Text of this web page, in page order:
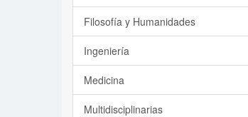
Filosofía y Humanidades
Ingeniería
Medicina
Multidisciplinarias